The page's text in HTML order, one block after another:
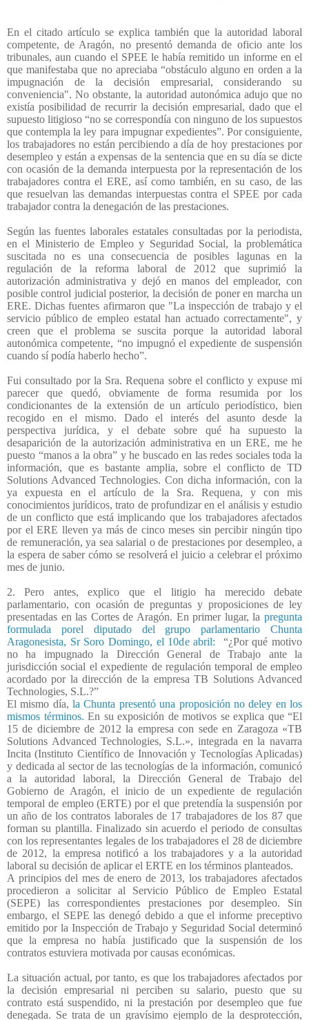
En el citado artículo se explica también que la autoridad laboral
competente, de Aragón, no presentó demanda de oficio ante los
tribunales, aun cuando el SPEE le había remitido un informe en el
que manifestaba que no apreciaba “obstáculo alguno en orden a la
impugnación de la decisión empresarial, considerando su
conveniencia". No obstante, la autoridad autonómica adujo que no
existía posibilidad de recurrir la decisión empresarial, dado que el
supuesto litigioso “no se correspondía con ninguno de los supuestos
que contempla la ley para impugnar expedientes”. Por consiguiente,
los trabajadores no están percibiendo a día de hoy prestaciones por
desempleo y están a expensas de la sentencia que en su día se dicte
con ocasión de la demanda interpuesta por la representación de los
trabajadores contra el ERE, así como también, en su caso, de las
que resuelvan las demandas interpuestas contra el SPEE por cada
trabajador contra la denegación de las prestaciones.
Según las fuentes laborales estatales consultadas por la periodista,
en el Ministerio de Empleo y Seguridad Social, la problemática
suscitada no es una consecuencia de posibles lagunas en la
regulación de la reforma laboral de 2012 que suprimió la
autorización administrativa y dejó en manos del empleador, con
posible control judicial posterior, la decisión de poner en marcha un
ERE. Dichas fuentes afirmaron que "La inspección de trabajo y el
servicio público de empleo estatal han actuado correctamente", y
creen que el problema se suscita porque la autoridad laboral
autonómica competente, “no impugnó el expediente de suspensión
cuando sí podía haberlo hecho”.
Fui consultado por la Sra. Requena sobre el conflicto y expuse mi
parecer que quedó, obviamente de forma resumida por los
condicionantes de la extensión de un artículo periodístico, bien
recogido en el mismo. Dado el interés del asunto desde la
perspectiva jurídica, y el debate sobre qué ha supuesto la
desaparición de la autorización administrativa en un ERE, me he
puesto “manos a la obra” y he buscado en las redes sociales toda la
información, que es bastante amplia, sobre el conflicto de TD
Solutions Advanced Technologies. Con dicha información, con la
ya expuesta en el artículo de la Sra. Requena, y con mis
conocimientos jurídicos, trato de profundizar en el análisis y estudio
de un conflicto que está implicando que los trabajadores afectados
por el ERE lleven ya más de cinco meses sin percibir ningún tipo
de remuneración, ya sea salarial o de prestaciones por desempleo, a
la espera de saber cómo se resolverá el juicio a celebrar el próximo
mes de junio.
2. Pero antes, explico que el litigio ha merecido debate
parlamentario, con ocasión de preguntas y proposiciones de ley
presentadas en las Cortes de Aragón. En primer lugar, la pregunta
formulada porel diputado del grupo parlamentario Chunta
Aragonesista, Sr Soro Domingo, el 10de abril:
“¿Por qué motivo
no ha impugnado la Dirección General de Trabajo ante la
jurisdicción social el expediente de regulación temporal de empleo
acordado por la dirección de la empresa TB Solutions Advanced
Technologies, S.L.?”
El mismo día,la Chunta presentó una proposición no deley en los
mismos términos. En su exposición de motivos se explica que “El
15 de diciembre de 2012 la empresa con sede en Zaragoza «TB
Solutions Advanced Technologies, S.L.», integrada en la navarra
Incita (Instituto Científico de Innovación y Tecnologías Aplicadas)
y dedicada al sector de las tecnologías de la información, comunicó
a la autoridad laboral, la Dirección General de Trabajo del
Gobierno de Aragón, el inicio de un expediente de regulación
temporal de empleo (ERTE) por el que pretendía la suspensión por
un año de los contratos laborales de 17 trabajadores de los 87 que
forman su plantilla. Finalizado sin acuerdo el periodo de consultas
con los representantes legales de los trabajadores el 28 de diciembre
de 2012, la empresa notificó a los trabajadores y a la autoridad
laboral su decisión de aplicar el ERTE en los términos planteados.
A principios del mes de enero de 2013, los trabajadores afectados
procedieron a solicitar al Servicio Público de Empleo Estatal
(SEPE) las correspondientes prestaciones por desempleo. Sin
embargo, el SEPE las denegó debido a que el informe preceptivo
emitido por la Inspección de Trabajo y Seguridad Social determinó
que la empresa no había justificado que la suspensión de los
contratos estuviera motivada por causas económicas.
La situación actual, por tanto, es que los trabajadores afectados por
la decisión empresarial ni perciben su salario, puesto que su
contrato está suspendido, ni la prestación por desempleo que fue
denegada. Se trata de un gravísimo ejemplo de la desprotección,